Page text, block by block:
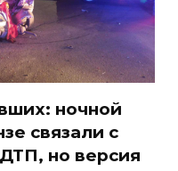
ночной
связали с
но версия